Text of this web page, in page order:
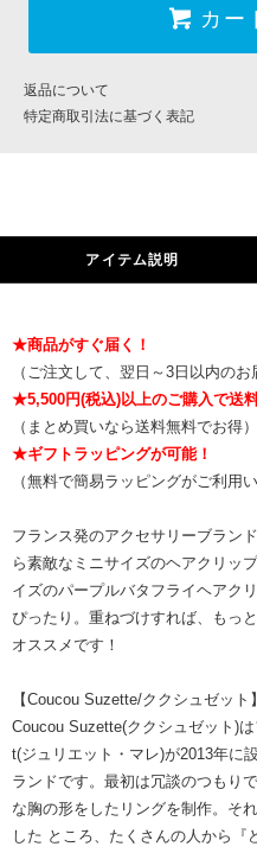
カー
返品について
特定商取引法に基づく表記
アイテム説明
★商品がすぐ届く！
（ご注文して、翌日～3日以内のお
★5,500円(税込)以上のご購入で送
（まとめ買いなら送料無料でお得）
★ギフトラッピングが可能！
（無料で簡易ラッピングがご利用
フランス発のアクセサリーブラン
ら素敵なミニサイズのヘアクリッ
イズのパープルバタフライヘアク
ぴったり。重ねづけすれば、もっ
オススメです！
【Coucou Suzette/ククシュゼット】
Coucou Suzette(ククシュゼット)
t(ジュリエット・マレ)が2013年に
ランドです。最初は冗談のつもり
な胸の形をしたリングを制作。そ
した ところ、たくさんの人から『